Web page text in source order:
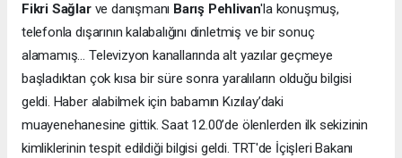
Fikri Sağlar ve danışmanı Barış Pehlivan'la konuşmuş,
telefonla dışarının kalabalığını dinletmiş ve bir sonuç
alamamış… Televizyon kanallarında alt yazılar geçmeye
başladıktan çok kısa bir süre sonra yaralıların olduğu bilgisi
geldi. Haber alabilmek için babamın Kızılay’daki
muayenehanesine gittik. Saat 12.00’de ölenlerden ilk sekizinin
kimliklerinin tespit edildiği bilgisi geldi. TRT'de İçişleri Bakanı